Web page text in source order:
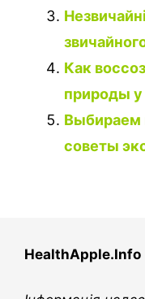
Как
природы у
Выбираем
советы
HealthApple.Info